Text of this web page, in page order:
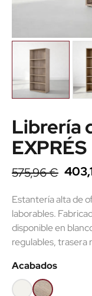
Librería
EXPRÉS
575,96 €
Estantería alta de
laborables.
disponible en
regulables, trasera
Acabados
BlancoOlmo